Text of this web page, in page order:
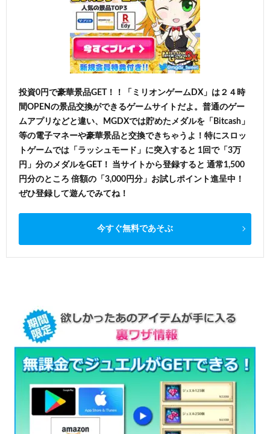
投資0円で豪華景品GET！！「ミリオンゲームDX」は２４時
間OPENの景品交換ができるゲームサイトだよ。普通のゲー
ムアプリなどと違い、MGDXでは貯めたメダルを「Bitcash」
等の電子マネーや豪華景品と交換できちゃうよ！特にスロッ
トゲームでは「ラッシュモード」に突入すると 1回で「3万
円」分のメダルをGET！ 当サイトから登録すると 通常1,500
円分のところ 倍額の「3,000円分」お試しポイント進呈中！
ぜひ登録して遊んでみてね！
今すぐ無料であそぶ